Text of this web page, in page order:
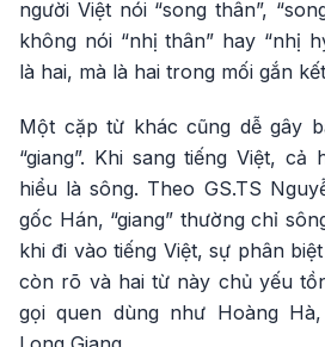
người Việt nói “song thân”,
không nói “nhị thân” hay “nhị
là hai, mà là hai trong mối gắn
Một cặp từ khác cũng dễ gây
“giang”. Khi sang tiếng Việt,
hiểu là sông. Theo GS.TS
gốc Hán, “giang” thường chỉ
khi đi vào tiếng Việt, sự phân
còn rõ và hai từ này chủ yếu
gọi quen dùng như Hoàng